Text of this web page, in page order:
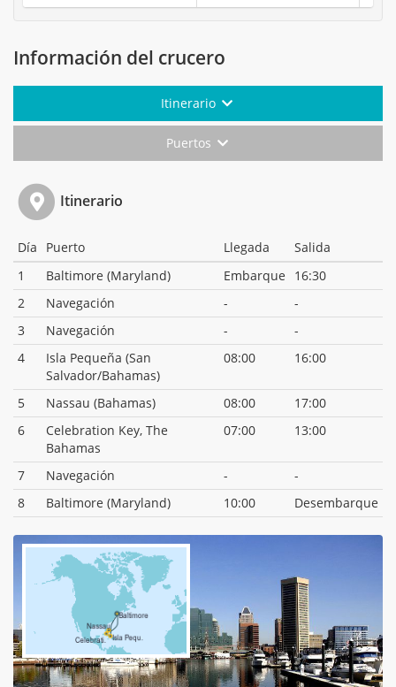
Información del crucero
Itinerario
Puertos
Itinerario
Día Puerto Llegada
Salida
1
Baltimore (Maryland) Embarque
16:30
2
Navegación -
-
3
Navegación -
-
4
Isla Pequeña (San
Salvador/Bahamas)
08:00 16:00
5 Nassau (Bahamas) 08:00
17:00
6
Celebration Key, The
Bahamas
07:00 13:00
7 Navegación -
-
8
Baltimore (Maryland) 10:00 Desembarque